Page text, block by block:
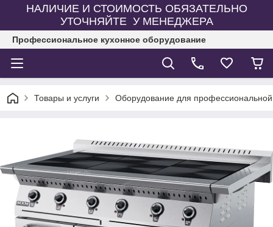
НАЛИЧИЕ И СТОИМОСТЬ ОБЯЗАТЕЛЬНО
УТОЧНЯЙТЕ У МЕНЕДЖЕРА
Профессиональное кухонное оборудование
Товары и услуги Оборудование для профессиональной